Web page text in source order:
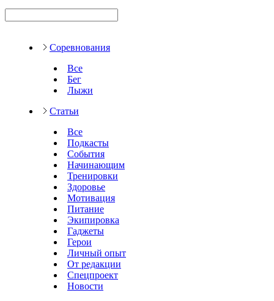
Соревнования
Все
Бег
Лыжи
Статьи
Все
Подкасты
События
Начинающим
Тренировки
Здоровье
Мотивация
Питание
Экипировка
Гаджеты
Герои
Личный опыт
От редакции
Спецпроект
Новости